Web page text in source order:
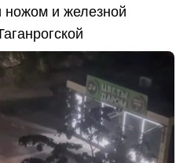
ножом и железной